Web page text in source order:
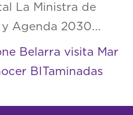
La Ministra de
y Agenda 2030...
Belarra visita Mar
BITaminadas